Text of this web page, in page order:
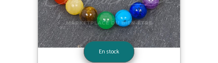
En stock